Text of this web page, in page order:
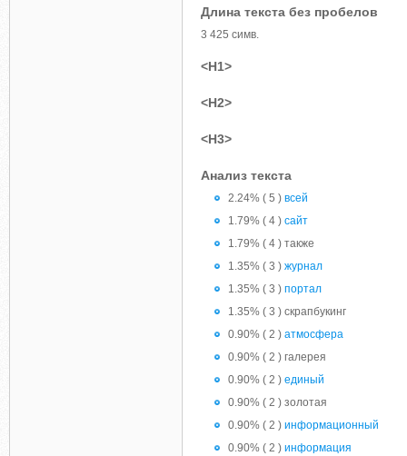
Длина текста без пробелов
3 425 симв.
<H1>
<H2>
<H3>
Анализ текста
2.24% ( 5 ) всей
1.79% ( 4 ) сайт
1.79% ( 4 ) также
1.35% ( 3 ) журнал
1.35% ( 3 ) портал
1.35% ( 3 ) скрапбукинг
0.90% ( 2 ) атмосфера
0.90% ( 2 ) галерея
0.90% ( 2 ) единый
0.90% ( 2 ) золотая
0.90% ( 2 ) информационный
0.90% ( 2 ) информация